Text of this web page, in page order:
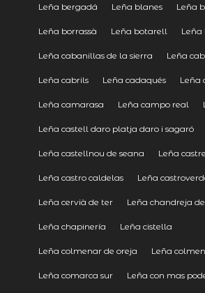
Leña bergadá Leña blanes Leña
Leña borrassà Leña botarell Leña
Leña cabanillas de la sierra Leña
Leña cabrils Leña cadaqués Leña
Leña camarasa Leña campo real
Leña castell daro platja daro i sagaró
Leña castellnou de seana Leña
Leña castro caldelas Leña
Leña cervià de ter Leña chandreja
Leña chapinería Leña cistella
Leña colmenar de oreja Leña
Leña comarca sur Leña con mas